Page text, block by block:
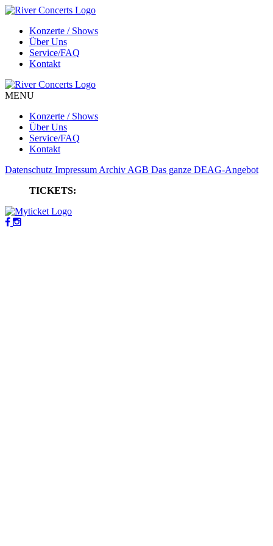
Konzerte / Shows
Über Uns
Service/FAQ
Kontakt
MENU
Konzerte / Shows
Über Uns
Service/FAQ
Kontakt
Datenschutz Impressum Archiv AGB Das ganze DEAG-Angebot
TICKETS: